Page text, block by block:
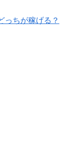
っちが稼げる？